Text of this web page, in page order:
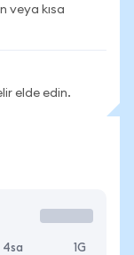
veya kısa
elde edin.
4sa 1G